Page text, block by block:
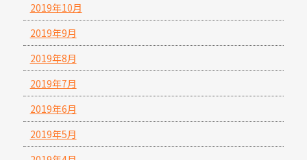
2019年10月
2019年9月
2019年8月
2019年7月
2019年6月
2019年5月